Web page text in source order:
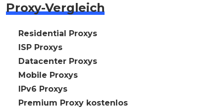
Proxy-Vergleich
🇩🇪 Residential Proxys
🇩🇪 ISP Proxys
🇩🇪 Datacenter Proxys
🇩🇪 Mobile Proxys
🇩🇪 IPv6 Proxys
⭐ Premium Proxy kostenlos